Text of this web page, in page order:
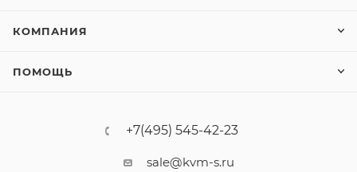
КОМПАНИЯ
ПОМОЩЬ
+7(495) 545-42-23
sale@kvm-s.ru